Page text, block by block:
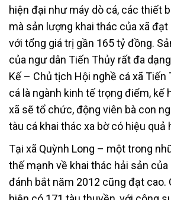
hiện đại như máy dò cá, các thiết
mà sản lượng khai thác của xã đạt
với tổng giá trị gần 165 tỷ đồng.
của ngư dân Tiến Thủy rất đa
Kế – Chủ tịch Hội nghề cá xã Tiến
cá là ngành kinh tế trọng điểm, kế
xã sẽ tổ chức, động viên bà con
tàu cá khai thác xa bờ có hiệu quả
Tại xã Quỳnh Long – một trong
thế mạnh về khai thác hải sản
đánh bắt năm 2012 cũng đạt cao.